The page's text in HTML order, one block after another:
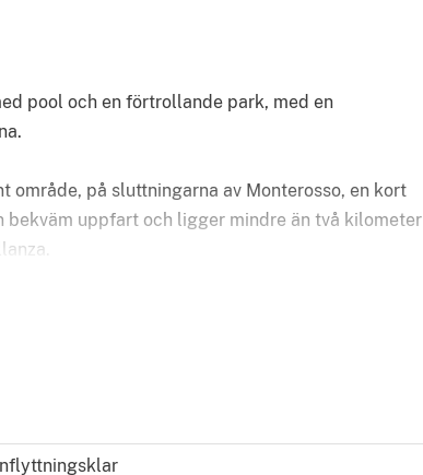
pool och en förtrollande park, med en
på sluttningarna av Monterosso, en kort
bekväm uppfart och ligger mindre än två kilometer
utsikt över Borromeobukten och det
med två eldstäder, stor matsal med öppen spis,
pergola med externt bord, loggia med utsikt över